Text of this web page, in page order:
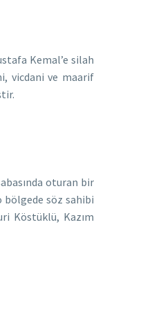
Kemal’e silah
vicdani ve maarif
oturan bir
bölgede söz sahibi
Köstüklü, Kazım